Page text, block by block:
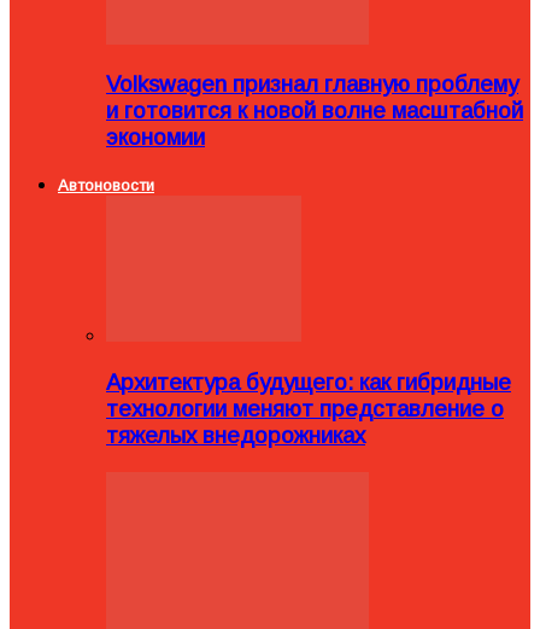
Volkswagen признал главную проблему
и готовится к новой волне масштабной
экономии
Автоновости
Архитектура будущего: как гибридные
технологии меняют представление о
тяжелых внедорожниках